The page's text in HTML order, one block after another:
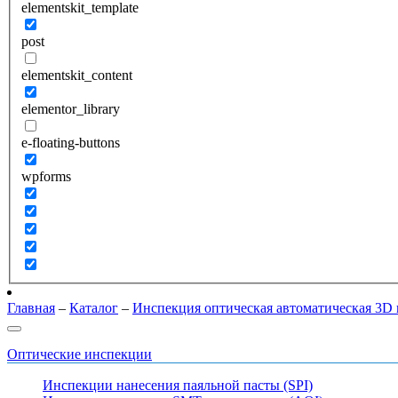
elementskit_template
post
elementskit_content
elementor_library
e-floating-buttons
wpforms
Главная – Каталог – Инспекция оптическая автоматическая
Оптические инспекции
Инспекции нанесения паяльной пасты (SPI)